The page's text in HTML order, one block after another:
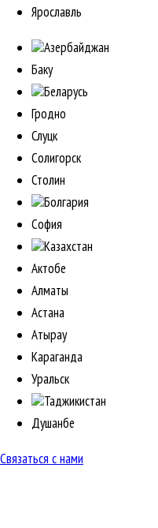
Ярославль
Азербайджан
Баку
Беларусь
Гродно
Слуцк
Солигорск
Столин
Болгария
София
Казахстан
Актобе
Алматы
Астана
Атырау
Караганда
Уральск
Таджикистан
Душанбе
Связаться с нами